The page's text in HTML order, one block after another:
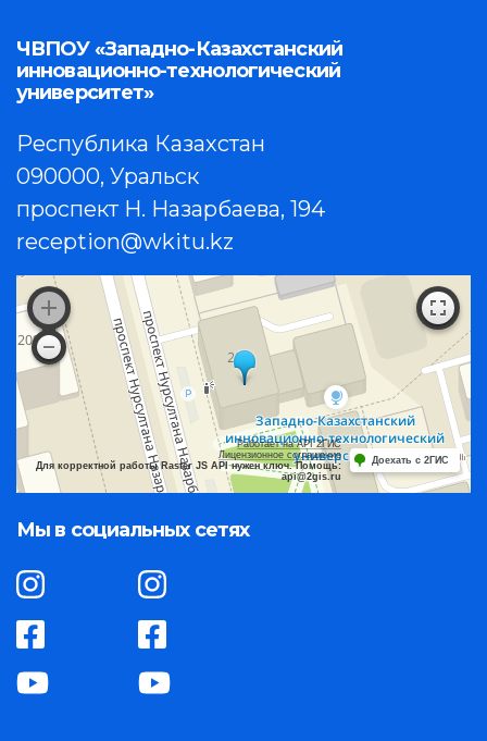
ЧВПОУ «Западно-Казахстанский
инновационно-технологический
университет»
Республика Казахстан
090000, Уральск
проспект Н. Назарбаева, 194
reception@wkitu.kz
Работает на API 2ГИС
Лицензионное соглашение
Для корректной работы Raster JS API нужен ключ. Помощь:
api@2gis.ru
Доехать с 2ГИС
Мы в социальных сетях